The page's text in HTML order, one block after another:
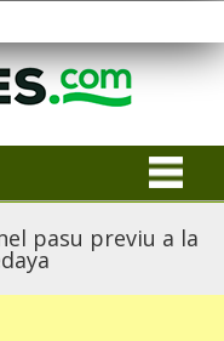
pasu previu a la